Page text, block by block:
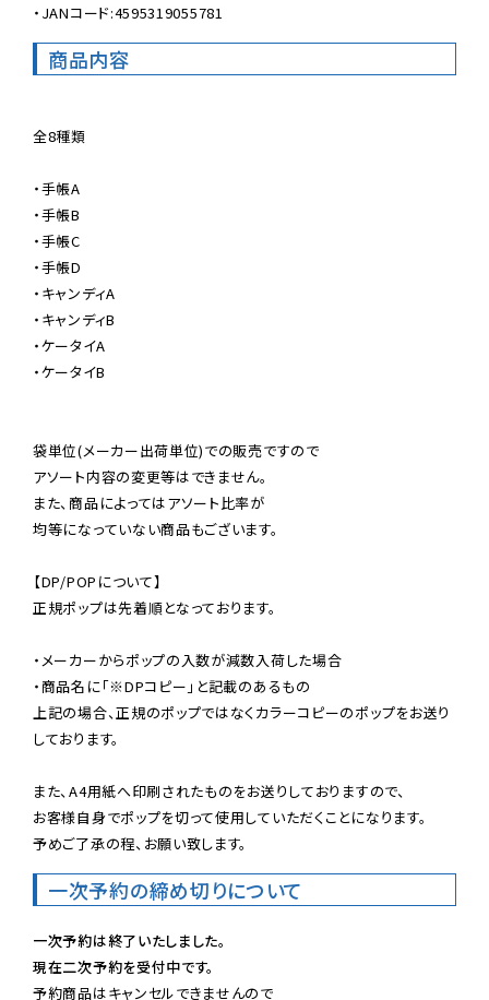
・JANコード:4595319055781
商品内容
全8種類
・手帳A
・手帳B
・手帳C
・手帳D
・キャンディA
・キャンディB
・ケータイA
・ケータイB
袋単位(メーカー出荷単位)での販売ですので
アソート内容の変更等はできません。
また、商品によってはアソート比率が
均等になっていない商品もございます。
【DP/POPについて】
正規ポップは先着順となっております。
・メーカーからポップの入数が減数入荷した場合
・商品名に「※DPコピー」と記載のあるもの
上記の場合、正規のポップではなくカラーコピーのポップをお送り
しております。
また、A4用紙へ印刷されたものをお送りしておりますので、
お客様自身でポップを切って使用していただくことになります。
予めご了承の程、お願い致します。
一次予約の締め切りについて
一次予約は終了いたしました。
現在二次予約を受付中です。
予約商品はキャンセルできませんので